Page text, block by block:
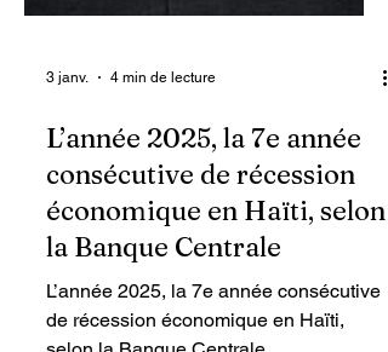
3 janv. 4 min de lecture
L’année 2025, la 7e année
consécutive de récession